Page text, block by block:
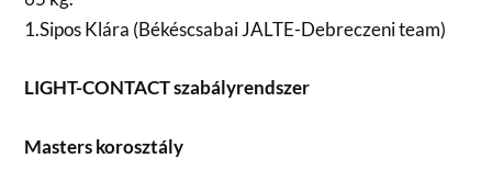
1.Sipos Klára (Békéscsabai JALTE-Debreczeni team)
LIGHT-CONTACT szabályrendszer
Masters korosztály